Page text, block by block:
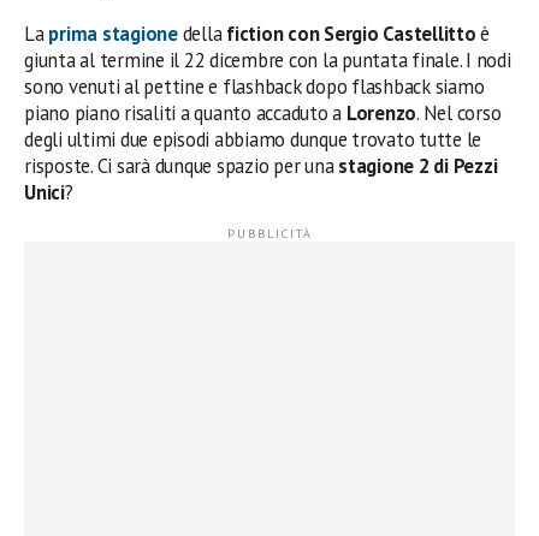
Laprima stagionedellafiction con Sergio Castellittoè
giunta al termine il 22 dicembre con la puntata finale. I nodi
sono venuti al pettine e flashback dopo flashback siamo
piano piano risaliti a quanto accaduto a Lorenzo. Nel corso
degli ultimi due episodi abbiamo dunque trovato tutte le
risposte. Ci sarà dunque spazio per unastagione 2 di Pezzi
Unici?